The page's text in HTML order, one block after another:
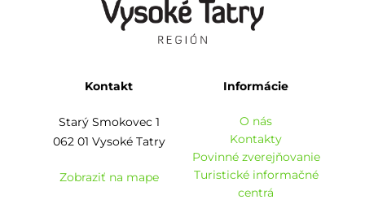
Kontakt
Starý Smokovec 1
062 01 Vysoké Tatry
Zobraziť na mape
Informácie
O nás
Kontakty
Povinné zverejňovanie
Turistické informačné
centrá